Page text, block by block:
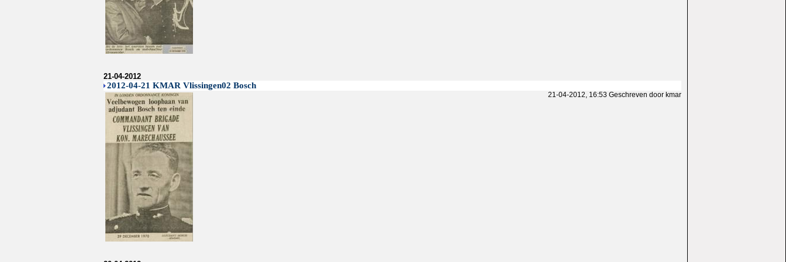
21-04-2012
2012-04-21 KMAR Vlissingen02 Bosch
21-04-2012, 16:53 Geschreven door kmar